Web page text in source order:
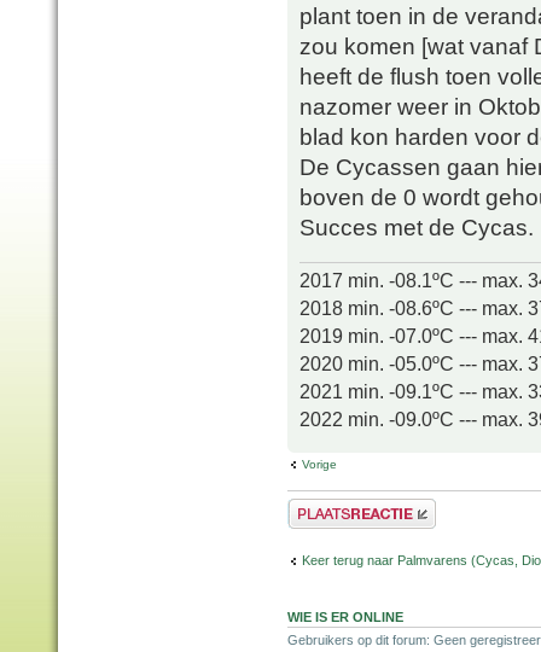
plant toen in de
zou komen [wat vanaf
heeft de flush toen
nazomer weer in
blad kon harden voor
De Cycassen gaan
boven de 0 wordt
Succes met de Cycas.
2017 min. -08.1ºC --- max.
2018 min. -08.6ºC --- max.
2019 min. -07.0ºC --- max.
2020 min. -05.0ºC --- max.
2021 min. -09.1ºC --- max.
2022 min. -09.0ºC --- max.
Vorige
Plaats een reactie
Keer terug naar Palmvarens (Cycas,
WIE IS ER ONLINE
Gebruikers op dit forum: Geen